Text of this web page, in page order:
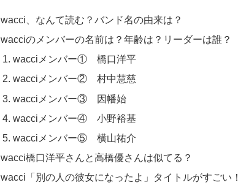
wacci、なんて読む？バンド名の由来は？
wacciのメンバーの名前は？年齢は？リーダーは誰？
wacciメンバー① 橋口洋平
wacciメンバー② 村中慧慈
wacciメンバー③ 因幡始
wacciメンバー④ 小野裕基
wacciメンバー⑤ 横山祐介
wacci橋口洋平さんと高橋優さんは似てる？
wacci「別の人の彼女になったよ」タイトルがすごい！